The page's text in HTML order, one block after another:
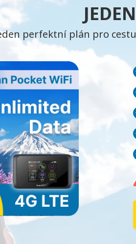
JEDEN
perfektní plán pro